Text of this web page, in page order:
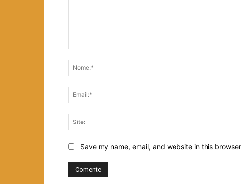
Save my name, email, and website in this